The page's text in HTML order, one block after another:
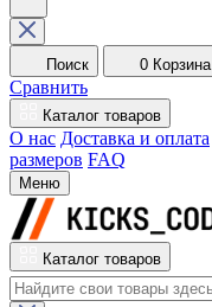
Поиск 0 Корзина
Сравнить
Каталог товаров
О нас Доставка и оплата
размеров FAQ
Меню
Каталог товаров